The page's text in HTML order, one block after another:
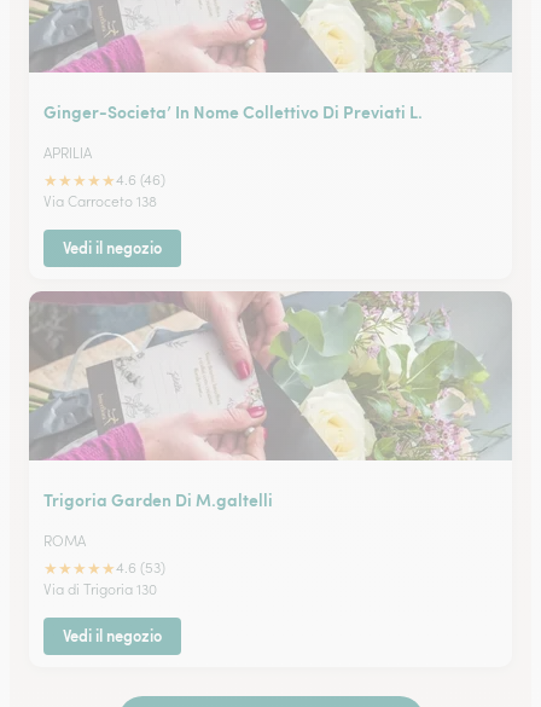
Ginger-Societa’ In Nome Collettivo Di Previati L.
APRILIA
★★★★★4.6 (46)
Via Carroceto 138
Vedi il negozio
Trigoria Garden Di M.galtelli
ROMA
★★★★★4.6 (53)
Via di Trigoria 130
Vedi il negozio